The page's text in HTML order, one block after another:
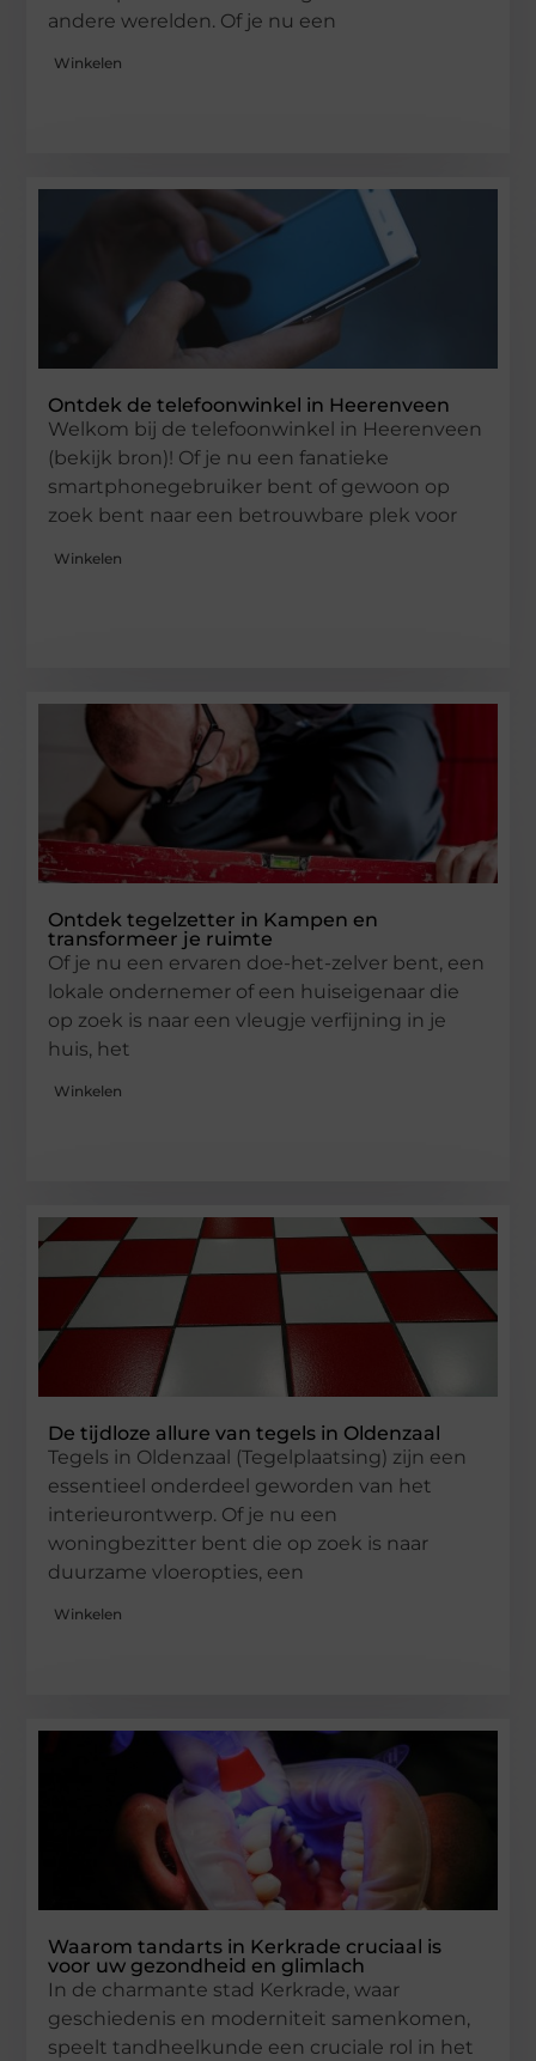
andere werelden. Of je nu een
Winkelen
Ontdek de telefoonwinkel in Heerenveen
Welkom bij de telefoonwinkel in Heerenveen
(bekijk bron)! Of je nu een fanatieke
smartphonegebruiker bent of gewoon op
zoek bent naar een betrouwbare plek voor
Winkelen
Ontdek tegelzetter in Kampen en
transformeer je ruimte
Of je nu een ervaren doe-het-zelver bent, een
lokale ondernemer of een huiseigenaar die
op zoek is naar een vleugje verfijning in je
huis, het
Winkelen
De tijdloze allure van tegels in Oldenzaal
Tegels in Oldenzaal (Tegelplaatsing) zijn een
essentieel onderdeel geworden van het
interieurontwerp. Of je nu een
woningbezitter bent die op zoek is naar
duurzame vloeropties, een
Winkelen
Waarom tandarts in Kerkrade cruciaal is
voor uw gezondheid en glimlach
In de charmante stad Kerkrade, waar
geschiedenis en moderniteit samenkomen,
speelt tandheelkunde een cruciale rol in het